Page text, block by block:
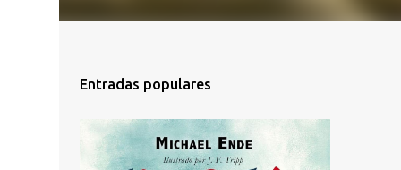
Entradas populares